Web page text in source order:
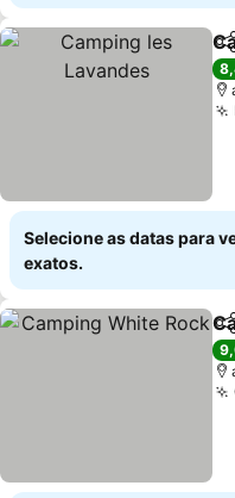
Selecione as datas para
exatos.